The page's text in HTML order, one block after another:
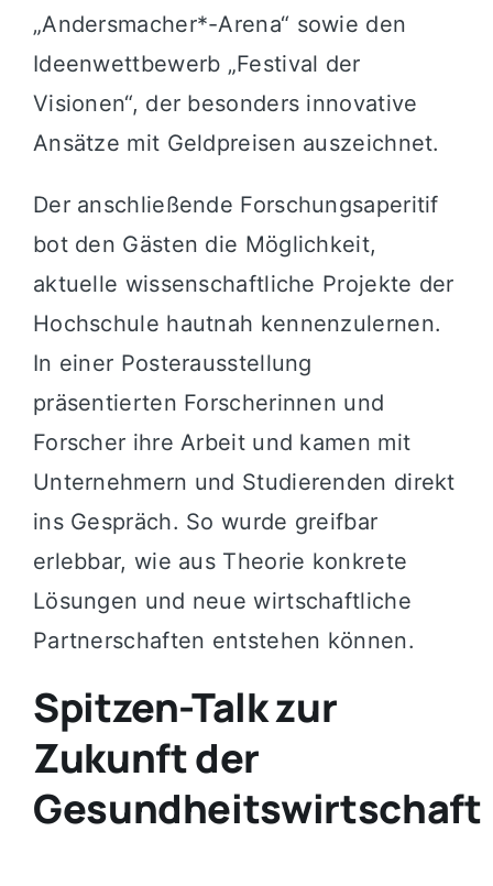
„Andersmacher*-Arena“ sowie den
Ideenwettbewerb „Festival der
Visionen“, der besonders innovative
Ansätze mit Geldpreisen auszeichnet.
Der anschließende Forschungsaperitif
bot den Gästen die Möglichkeit,
aktuelle wissenschaftliche Projekte der
Hochschule hautnah kennenzulernen.
In einer Posterausstellung
präsentierten Forscherinnen und
Forscher ihre Arbeit und kamen mit
Unternehmern und Studierenden direkt
ins Gespräch. So wurde greifbar
erlebbar, wie aus Theorie konkrete
Lösungen und neue wirtschaftliche
Partnerschaften entstehen können.
Spitzen-Talk zur
Zukunft der
Gesundheitswirtschaft